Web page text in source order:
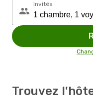
Invités
Trouvez